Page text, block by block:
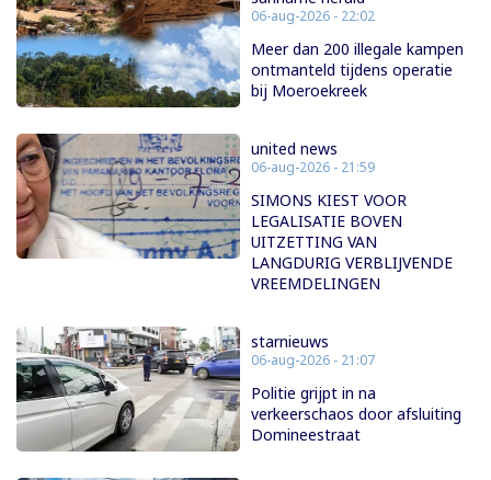
06-aug-2026 - 22:02
Meer dan 200 illegale kampen
ontmanteld tijdens operatie
bij Moeroekreek
united news
06-aug-2026 - 21:59
SIMONS KIEST VOOR
LEGALISATIE BOVEN
UITZETTING VAN
LANGDURIG VERBLIJVENDE
VREEMDELINGEN
starnieuws
06-aug-2026 - 21:07
Politie grijpt in na
verkeerschaos door afsluiting
Domineestraat